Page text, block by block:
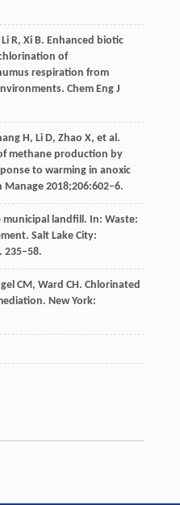
R, Xi B. Enhanced biotic
of
respiration from
Chem Eng J
H, Li D, Zhao X, et al.
methane production by
to warming in anoxic
2018;206:602–6.
municipal landfill. In: Waste:
Salt Lake City:
235–58.
CM, Ward CH. Chlorinated
New York: